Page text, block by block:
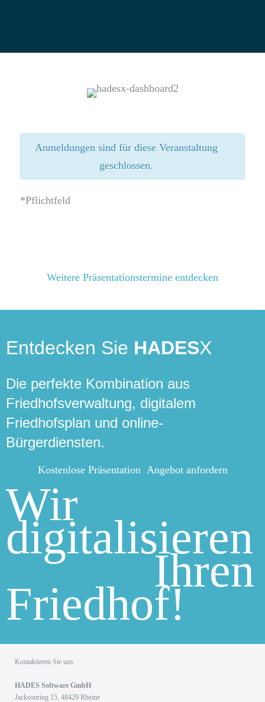
Anmeldungen sind für diese Veranstaltung
geschlossen.
*Pflichtfeld
Weitere Präsentationstermine entdecken
Entdecken Sie HADESX
Die perfekte Kombination aus
Friedhofsverwaltung, digitalem
Friedhofsplan und online-
Bürgerdiensten.
Kostenlose Präsentation Angebot anfordern
Wir
digitalisieren
Ihren
Friedhof!
Kontaktieren Sie uns
HADES Soft­ware GmbH
Jack­son­ring 15, 48429 Rhei­ne